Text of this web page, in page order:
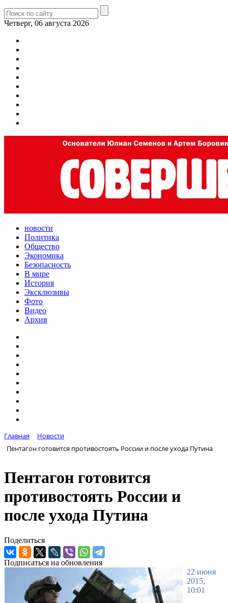
Четверг, 06 августа 2026
новости
Политика
Общество
Экономика
Безопасность
В мире
История
Эксклюзивы
Фото
Видео
Архив
Главная
Новости
Пентагон готовится противостоять России и после ухода Путина
Пентагон готовится
противостоять России и
после ухода Путина
Поделиться
Подписаться на обновления
22 июня
2015,
10:01